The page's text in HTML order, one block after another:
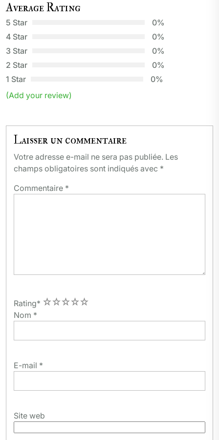
Average Rating
5 Star
0%
4 Star
0%
3 Star
0%
2 Star
0%
1 Star
0%
(Add your review)
Laisser un commentaire
Votre adresse e-mail ne sera pas publiée. Les
champs obligatoires sont indiqués avec *
Commentaire *
Rating* 5
4
3
2
1
Nom *
E-mail *
Site web